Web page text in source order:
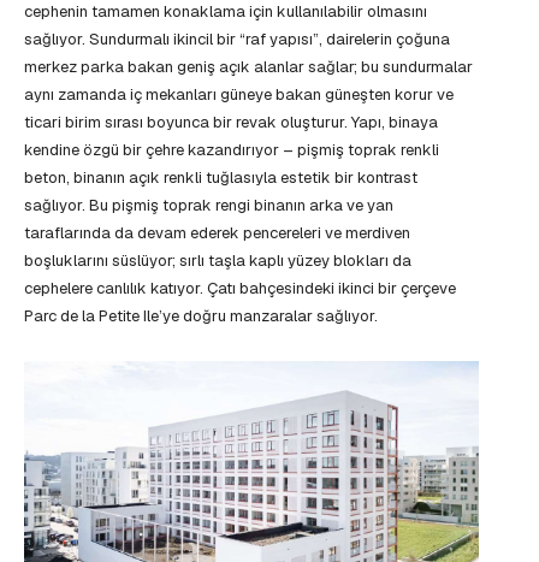
cephenin tamamen konaklama için kullanılabilir olmasını
sağlıyor. Sundurmalı ikincil bir “raf yapısı”, dairelerin çoğuna
merkez parka bakan geniş açık alanlar sağlar; bu sundurmalar
aynı zamanda iç mekanları güneye bakan güneşten korur ve
ticari birim sırası boyunca bir revak oluşturur. Yapı, binaya
kendine özgü bir çehre kazandırıyor – pişmiş toprak renkli
beton, binanın açık renkli tuğlasıyla estetik bir kontrast
sağlıyor. Bu pişmiş toprak rengi binanın arka ve yan
taraflarında da devam ederek pencereleri ve merdiven
boşluklarını süslüyor; sırlı taşla kaplı yüzey blokları da
cephelere canlılık katıyor. Çatı bahçesindeki ikinci bir çerçeve
Parc de la Petite Ile’ye doğru manzaralar sağlıyor.